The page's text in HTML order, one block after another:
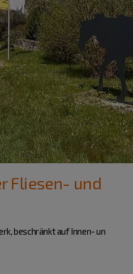
Fliesen- und
beschränkt auf Innen- un